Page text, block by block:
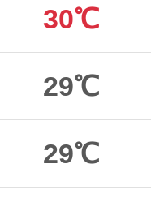
30℃
29℃
29℃